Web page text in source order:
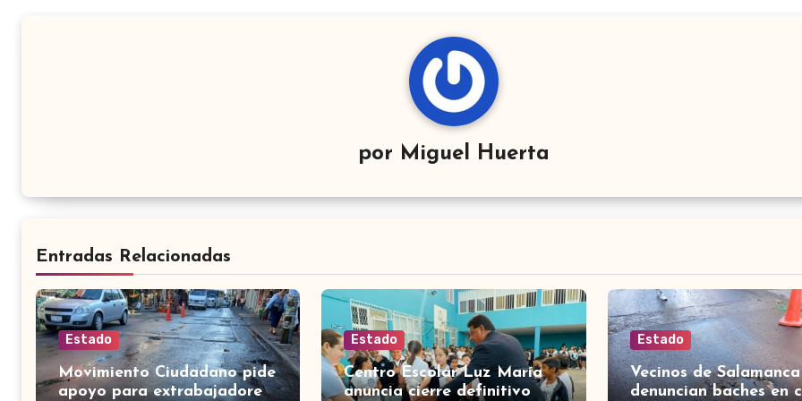
por Miguel Huerta
Entradas Relacionadas
Estado
Movimiento Ciudadano pide
apoyo para extrabajadores
Estado
Centro Escolar Luz María
anuncia cierre definitivo
Estado
Vecinos de Salamanca
denuncian baches en